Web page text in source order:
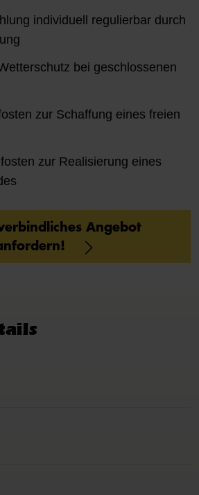
individuell regulierbar durch
bei geschlossenen
zur Schaffung eines freien
zur Realisierung eines
Angebot